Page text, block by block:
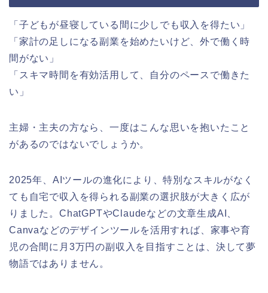
「子どもが昼寝している間に少しでも収入を得たい」
「家計の足しになる副業を始めたいけど、外で働く時
間がない」
「スキマ時間を有効活用して、自分のペースで働きた
い」
主婦・主夫の方なら、一度はこんな思いを抱いたこと
があるのではないでしょうか。
2025年、AIツールの進化により、特別なスキルがなく
ても自宅で収入を得られる副業の選択肢が大きく広が
りました。ChatGPTやClaudeなどの文章生成AI、
Canvaなどのデザインツールを活用すれば、家事や育
児の合間に月3万円の副収入を目指すことは、決して夢
物語ではありません。